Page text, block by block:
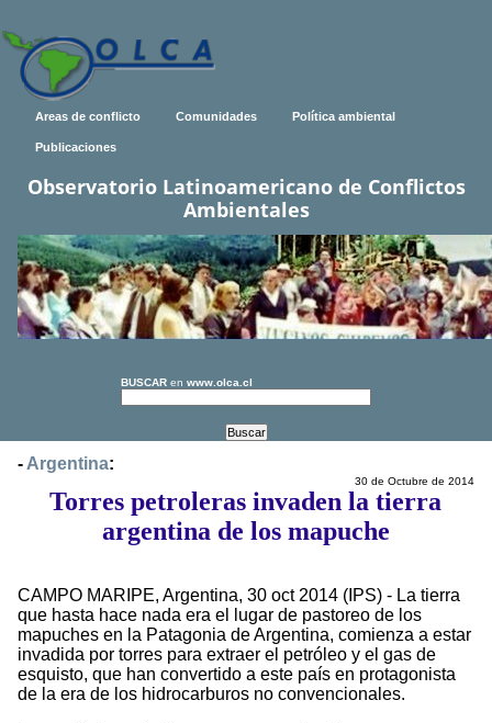
Areas de conflicto Comunidades Política ambiental
Publicaciones
Observatorio Latinoamericano de Conflictos
Ambientales
BUSCAR en www.olca.cl
- Argentina:
30 de Octubre de 2014
Torres petroleras invaden la tierra
argentina de los mapuche
CAMPO MARIPE, Argentina, 30 oct 2014 (IPS) - La tierra
que hasta hace nada era el lugar de pastoreo de los
mapuches en la Patagonia de Argentina, comienza a estar
invadida por torres para extraer el petróleo y el gas de
esquisto, que han convertido a este país en protagonista
de la era de los hidrocarburos no convencionales.